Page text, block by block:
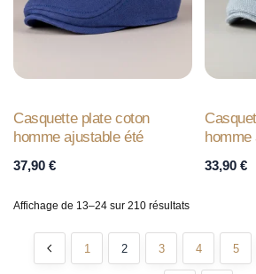
Casquette plate coton
homme ajustable été
37,90 €
homme
33,90 €
Affichage de 13–24 sur 210 résultats
1 2 3 4 5